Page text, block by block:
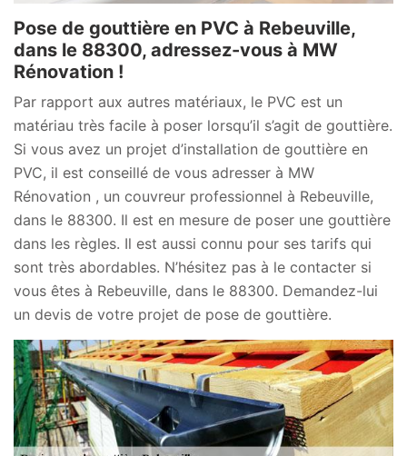
Pose de gouttière en PVC à Rebeuville,
dans le 88300, adressez-vous à MW
Rénovation !
Par rapport aux autres matériaux, le PVC est un
matériau très facile à poser lorsqu’il s’agit de gouttière.
Si vous avez un projet d’installation de gouttière en
PVC, il est conseillé de vous adresser à MW
Rénovation , un couvreur professionnel à Rebeuville,
dans le 88300. Il est en mesure de poser une gouttière
dans les règles. Il est aussi connu pour ses tarifs qui
sont très abordables. N’hésitez pas à le contacter si
vous êtes à Rebeuville, dans le 88300. Demandez-lui
un devis de votre projet de pose de gouttière.